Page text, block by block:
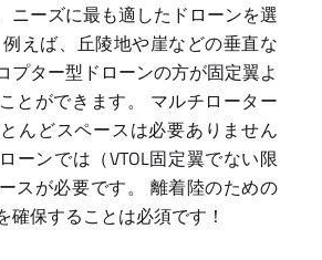
ニーズに最も適したドローンを選
えば、丘陵地や崖などの垂直な
プター型ドローンの方が固定翼よ
とができます。 マルチローター
んどスペースは必要ありません
ーンでは（VTOL固定翼でない限
スが必要です。 離着陸のための
確保することは必須です！